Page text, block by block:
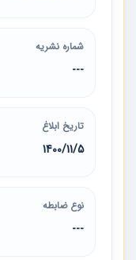
شماره نشریه
---
تاریخ ابلاغ
1400/11/5
نوع ضابطه
---